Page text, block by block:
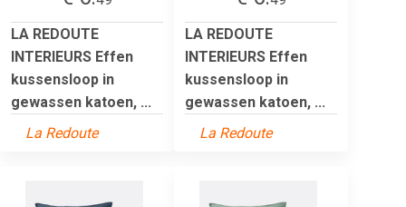
LA REDOUTE
INTERIEURS Effen
kussensloop in
gewassen katoen, ...
La Redoute
LA REDOUTE
INTERIEURS Effen
kussensloop in
gewassen katoen, ...
La Redoute